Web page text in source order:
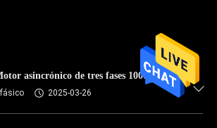
asincrónico de tres fases 1000kw
2025-03-26